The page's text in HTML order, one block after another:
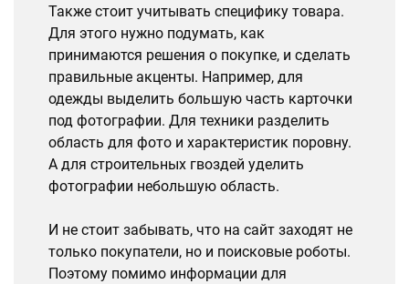
Также стоит учитывать специфику товара.
Для этого нужно подумать, как
принимаются решения о покупке, и сделать
правильные акценты. Например, для
одежды выделить большую часть карточки
под фотографии. Для техники разделить
область для фото и характеристик поровну.
А для строительных гвоздей уделить
фотографии небольшую область.
И не стоит забывать, что на сайт заходят не
только покупатели, но и поисковые роботы.
Поэтому помимо информации для